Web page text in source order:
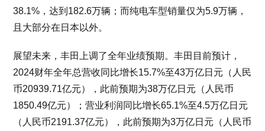
38.1%，达到182.6万辆；而纯电车型销量仅为5.9万辆，
且大部分在日本以外。
展望未来，丰田上调了全年业绩预期。丰田目前预计，
2024财年全年总营收同比增长15.7%至43万亿日元（人民
币20939.71亿元），此前预期为38万亿日元（人民币
1850.49亿元）；营业利润同比增长65.1%至4.5万亿日元
（人民币2191.37亿元），此前预期为3万亿日元（人民币